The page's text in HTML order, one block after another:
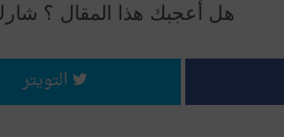
هل أعجبك هذا المقال ؟
التويتر